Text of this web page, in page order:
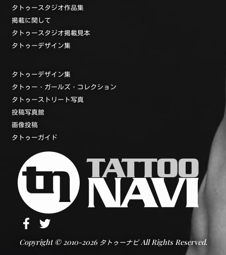
タトゥースタジオ作品集
掲載に関して
タトゥースタジオ掲載見本
タトゥーデザイン集
タトゥーデザイン集
タトゥー・ガールズ・コレクション
タトゥーストリート写真
投稿写真館
画像投稿
タトゥーガイド
Copyright © 2010-2026 タトゥーナビAll Rights Reserved.